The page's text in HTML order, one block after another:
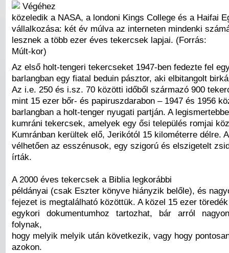
Végéhez
közeledik a NASA, a londoni Kings College és a Haifai
vállalkozása: két év múlva az interneten mindenki
lesznek a több ezer éves tekercsek lapjai. (Forrás:
Múlt-kor)
Az első holt-tengeri tekercseket 1947-ben fedezte fel
barlangban egy fiatal beduin pásztor, aki elbitangolt
Az i.e. 250 és i.sz. 70 közötti időből származó 900
mint 15 ezer bőr- és papiruszdarabon – 1947 és 1956
barlangban a holt-tenger nyugati partján. A
kumráni tekercsek, amelyek egy ősi település romjai
Kumránban kerültek elő, Jerikótól 15 kilométerre délre.
vélhetően az esszénusok, egy szigorú és elszigetelt
írták.
A 2000 éves tekercsek a Biblia legkorábbi
példányai (csak Eszter könyve hiányzik belőle), és
fejezet is megtalálható közöttük. A közel 15 ezer
egykori dokumentumhoz tartozhat, bár arról
folynak,
hogy melyik melyik után következik, vagy hogy
azokon.